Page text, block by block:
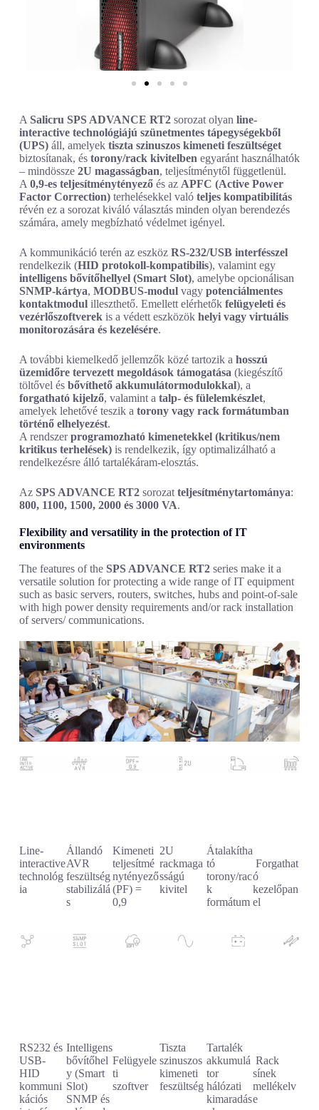
A Salicru SPS ADVANCE RT2sorozat olyan line-
interactive technológiájú szünetmentes tápegységekből
(UPS)áll, amelyek tiszta szinuszos kimeneti feszültséget
biztosítanak, és torony/rack kivitelben egyaránt használhatók
– mindössze 2U magasságban, teljesítménytől függetlenül.
A 0,9-es teljesítménytényezőés az APFC (Active Power
Factor Correction)terhelésekkel való teljes kompatibilitás
révén ez a sorozat kiváló választás minden olyan berendezés
számára, amely megbízható védelmet igényel.
A kommunikáció terén az eszköz RS-232/USB interfésszel
rendelkezik (HID protokoll-kompatibilis), valamint egy
intelligens bővítőhellyel (Smart Slot), amelybe opcionálisan
SNMP-kártya, MODBUS-modulvagy potenciálmentes
kontaktmodulilleszthető. Emellett elérhetők felügyeleti és
vezérlőszoftverekis a védett eszközök helyi vagy virtuális
monitorozására és kezelésére.
A további kiemelkedő jellemzők közé tartozik a hosszú
üzemidőre tervezett megoldások támogatása (kiegészítő
töltővel és bővíthető akkumulátormodulokkal), a
forgatható kijelző, valamint a talp- és fülelemkészlet,
amelyek lehetővé teszik a torony vagy rack formátumban
történő elhelyezést.
A rendszerprogramozható kimenetekkel (kritikus/nem
kritikus terhelések)is rendelkezik, így optimalizálható a
rendelkezésre álló tartalékáram-elosztás.
Az SPS ADVANCE RT2sorozat teljesítménytartománya:
800, 1100, 1500, 2000 és 3000 VA.
Flexibility and versatility in the protection of IT
environments
The features of the SPS ADVANCE RT2series make it a
versatile solution for protecting a wide range of IT equipment
such as basic servers, routers, switches, hubs and point-of-sale
with high power density requirements and/or rack installation
of servers/ communications.
Line-
interactive
technológ
ia
Állandó
AVR
feszültség
stabilizálá
s
Kimeneti
teljesítmé
nytényező
(PF) =
0,9
2U
rackmaga
sságú
kivitel
Átalakítha
tó
torony/rac
k
formátum
Forgathat
ó
kezelőpan
el
RS232 és
USB-
HID
kommuni
kációs
Intelligens
bővítőhel
y (Smart
Slot)
SNMP és
Felügyele
ti
szoftver
Tiszta
szinuszos
kimeneti
feszültség
Tartalék
akkumulá
tor
hálózati
kimaradás
Rack
sínek
mellékelv
e